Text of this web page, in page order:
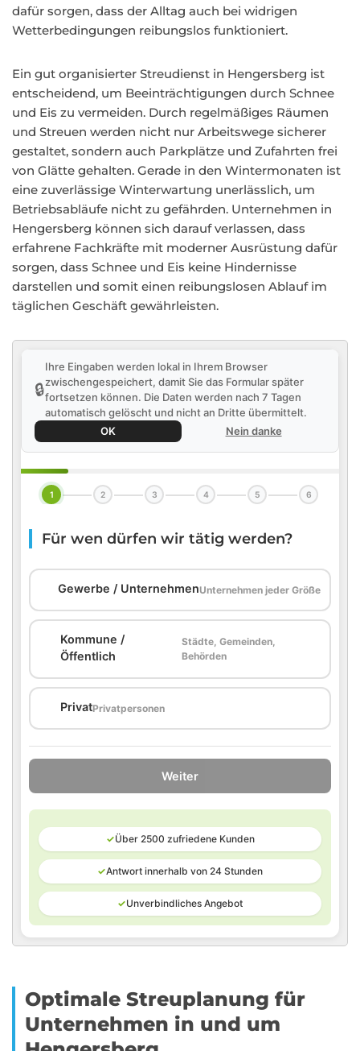
dafür sorgen, dass der Alltag auch bei widrigen
Wetterbedingungen reibungslos funktioniert.
Ein gut organisierter Streudienst in Hengersberg ist
entscheidend, um Beeinträchtigungen durch Schnee
und Eis zu vermeiden. Durch regelmäßiges Räumen
und Streuen werden nicht nur Arbeitswege sicherer
gestaltet, sondern auch Parkplätze und Zufahrten frei
von Glätte gehalten. Gerade in den Wintermonaten ist
eine zuverlässige Winterwartung unerlässlich, um
Betriebsabläufe nicht zu gefährden. Unternehmen in
Hengersberg können sich darauf verlassen, dass
erfahrene Fachkräfte mit moderner Ausrüstung dafür
sorgen, dass Schnee und Eis keine Hindernisse
darstellen und somit einen reibungslosen Ablauf im
täglichen Geschäft gewährleisten.
🔒
Ihre Eingaben werden lokal in Ihrem Browser
zwischengespeichert, damit Sie das Formular später
fortsetzen können. Die Daten werden nach 7 Tagen
automatisch gelöscht und nicht an Dritte übermittelt.
OK
Nein danke
1 2 3 4 5 6
Für wen dürfen wir tätig werden?
Gewerbe / UnternehmenUnternehmen jeder Größe
Kommune /
Öffentlich
Städte, Gemeinden,
Behörden
PrivatPrivatpersonen
Weiter
✓Über 2500 zufriedene Kunden
✓Antwort innerhalb von 24 Stunden
✓Unverbindliches Angebot
Optimale Streuplanung für
Unternehmen in und um